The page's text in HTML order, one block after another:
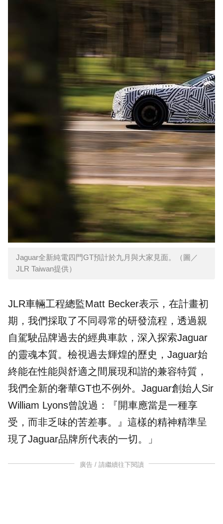
Jaguar全新純電四門GT預計於九月與大家見面。（圖／
JLR Taiwan提供）
JLR車輛工程總監Matt Becker表示，在計畫初
期，我們採取了不同尋常的研發流程，透過親
自駕駛品牌過去的經典車款，深入探索Jaguar
的靈魂本質。檢視過去輝煌的歷史，Jaguar始
終能在性能與舒適之間展現和諧的兼容特質，
我們全新的奢華GT也不例外。Jaguar創始人Sir
William Lyons曾說過：『開車應當是一種享
受，而非乏味的苦差事。』這樣的精神精準呈
現了Jaguar品牌所代表的一切。」
廣告 / 請繼續往下閱讀